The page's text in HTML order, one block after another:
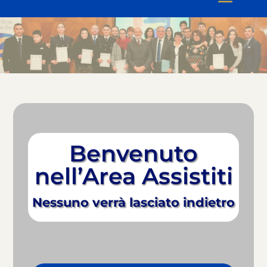
Benvenuto
nell’Area Assistiti
Nessuno verrà lasciato indietro